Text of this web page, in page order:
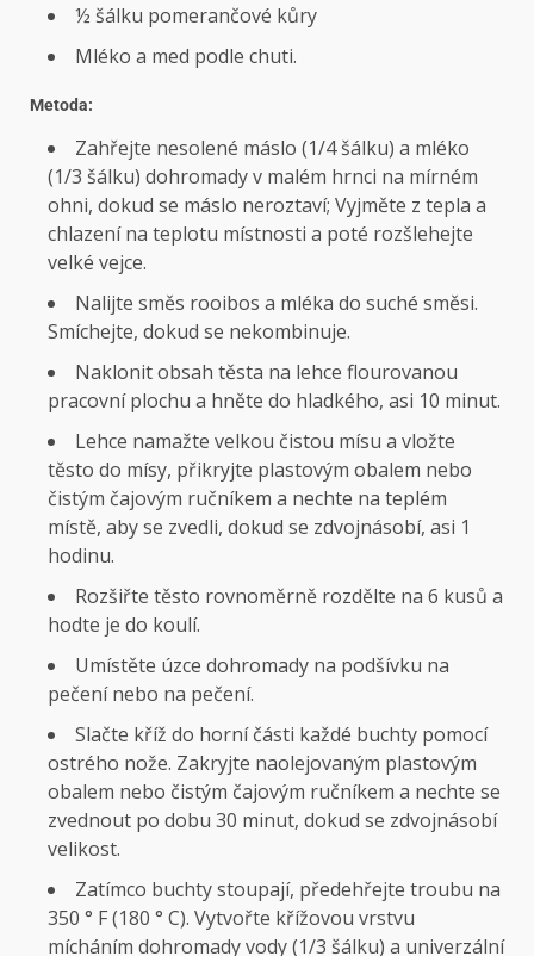
½ šálku pomerančové kůry
Mléko a med podle chuti.
Metoda:
Zahřejte nesolené máslo (1/4 šálku) a mléko
(1/3 šálku) dohromady v malém hrnci na mírném
ohni, dokud se máslo neroztaví; Vyjměte z tepla a
chlazení na teplotu místnosti a poté rozšlehejte
velké vejce.
Nalijte směs rooibos a mléka do suché směsi.
Smíchejte, dokud se nekombinuje.
Naklonit obsah těsta na lehce flourovanou
pracovní plochu a hněte do hladkého, asi 10 minut.
Lehce namažte velkou čistou mísu a vložte
těsto do mísy, přikryjte plastovým obalem nebo
čistým čajovým ručníkem a nechte na teplém
místě, aby se zvedli, dokud se zdvojnásobí, asi 1
hodinu.
Rozšiřte těsto rovnoměrně rozdělte na 6 kusů a
hodte je do koulí.
Umístěte úzce dohromady na podšívku na
pečení nebo na pečení.
Slačte kříž do horní části každé buchty pomocí
ostrého nože. Zakryjte naolejovaným plastovým
obalem nebo čistým čajovým ručníkem a nechte se
zvednout po dobu 30 minut, dokud se zdvojnásobí
velikost.
Zatímco buchty stoupají, předehřejte troubu na
350 ° F (180 ° C). Vytvořte křížovou vrstvu
mícháním dohromady vody (1/3 šálku) a univerzální